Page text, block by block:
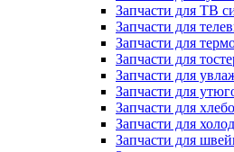
Запчасти для ТВ
Запчасти для
Запчасти для
Запчасти для
Запчасти для
Запчасти для
Запчасти для
Запчасти для
Запчасти для